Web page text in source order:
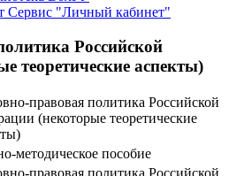
Сервис "Личный кабинет"
Российской
теоретические аспекты)
правовая политика Российской
(некоторые теоретические
методическое пособие